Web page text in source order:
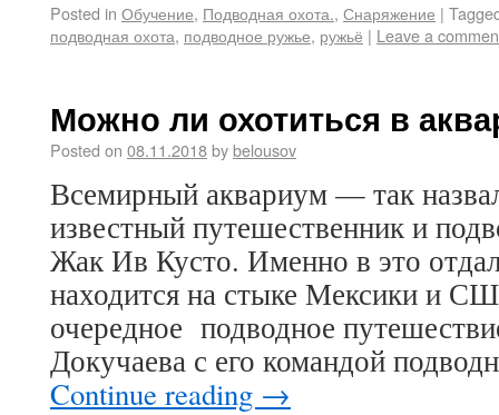
Posted in Обучение, Подводная охота., Снаряжение |
подводная охота, подводное ружье, ружьё | Leave a
Можно ли охотиться в
Posted on 08.11.2018bybelousov
Всемирный аквариум — так
известный путешественник и
Жак Ив Кусто. Именно в это
находится на стыке Мексики и
очередное подводное
Докучаева с его командой
Continue reading →